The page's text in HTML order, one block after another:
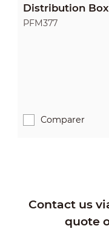
Distribution Box
PFM377
Comparer
Contact us
quote